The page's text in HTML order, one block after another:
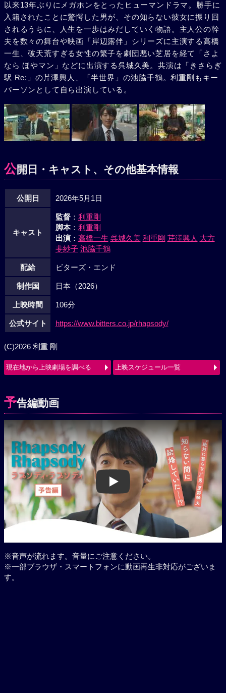
以来13年ぶりにメガホンをとったヒューマンドラマ。勝手に
入籍されたことに驚愕した男が、その知らない彼女に振り回
されるうちに、人生を一歩はみだしていく物語。主人公の幹
夫を数々の舞台や映画「岸辺露伴」シリーズに主演する高橋
一生、破天荒すぎる女性の繁子を劇団悪い芝居を経て「さよ
なら ほやマン」などに出演する呉城久美。共演は「きさらぎ
駅 Re:」の芹澤興人、「半世界」の池脇千鶴。利重剛もキー
パーソンとして自ら出演している。
公開日・キャスト、その他基本情報
公開日 2026年5月1日
キャスト
監督： 利重剛
脚本： 利重剛
出演： 高橋一生 呉城久美 利重剛 芹澤興人 大方
斐紗子 池脇千鶴
配給 ビターズ・エンド
制作国 日本（2026）
上映時間 106分
公式サイト https://www.bitters.co.jp/rhapsody/
(C)2026 利重 剛
現在地から上映劇場を調べる 上映スケジュール一覧
予告編動画
Play
※音声が流れます。音量にご注意ください。
※一部ブラウザ・スマートフォンに動画再生非対応がございま
す。